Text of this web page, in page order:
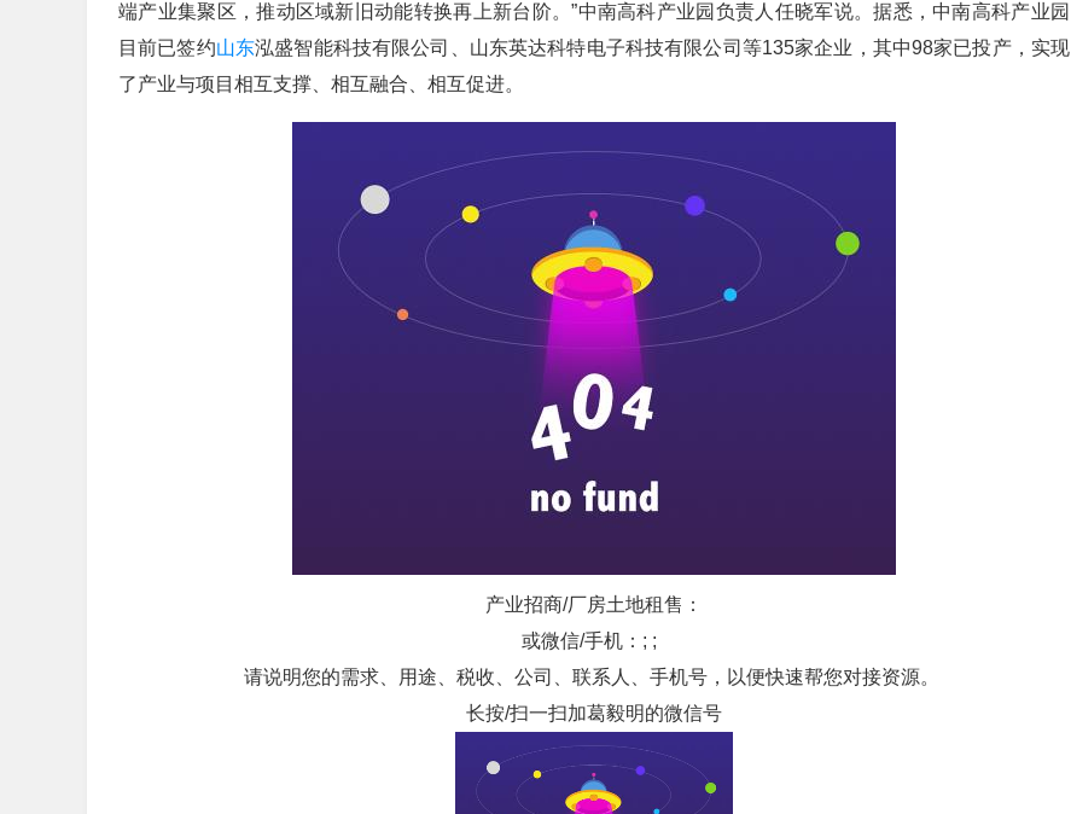
端产业集聚区，推动区域新旧动能转换再上新台阶。”中南高科产业园负责人任晓军说。据悉，中南高科产业园
目前已签约山东泓盛智能科技有限公司、山东英达科特电子科技有限公司等135家企业，其中98家已投产，实现
了产业与项目相互支撑、相互融合、相互促进。
产业招商/厂房土地租售：
或微信/手机：; ;
请说明您的需求、用途、税收、公司、联系人、手机号，以便快速帮您对接资源。
长按/扫一扫加葛毅明的微信号